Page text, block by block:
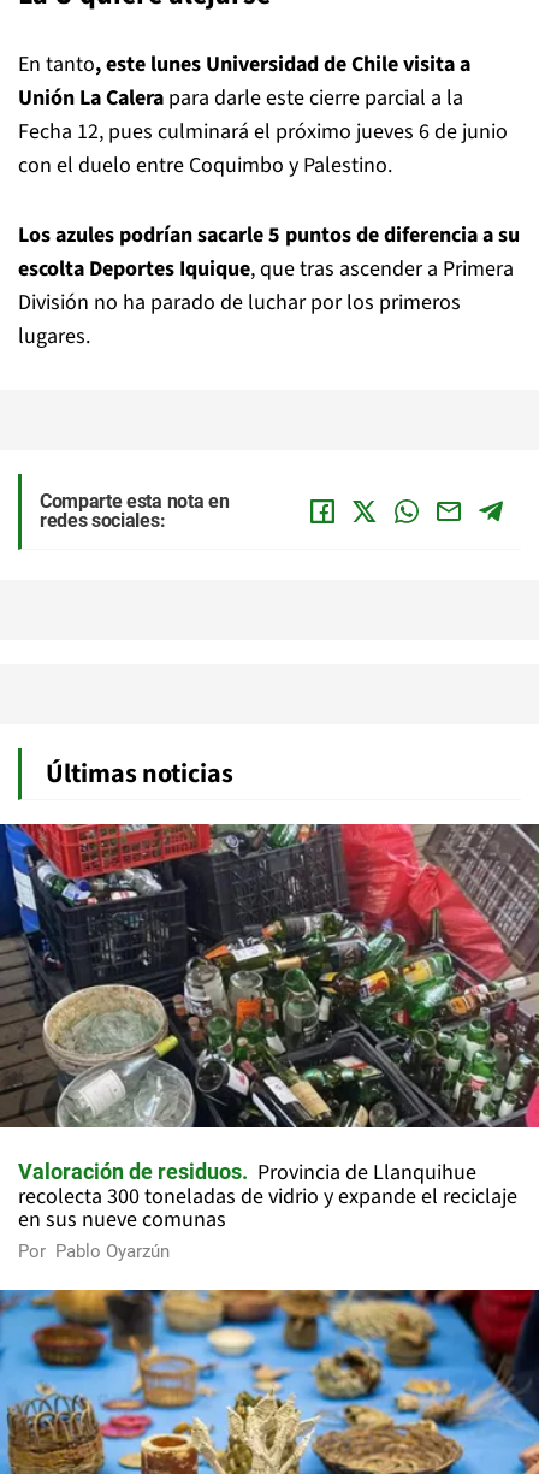
En tanto, este lunes Universidad de Chile visita a
Unión La Calera para darle este cierre parcial a la
Fecha 12, pues culminará el próximo jueves 6 de junio
con el duelo entre Coquimbo y Palestino.
Los azules podrían sacarle 5 puntos de diferencia a su
escolta Deportes Iquique, que tras ascender a Primera
División no ha parado de luchar por los primeros
lugares.
Comparte esta nota en
redes sociales:
Últimas noticias
Valoración de residuos
Provincia de Llanquihue
recolecta 300 toneladas de vidrio y expande el reciclaje
en sus nueve comunas
Por Pablo Oyarzún